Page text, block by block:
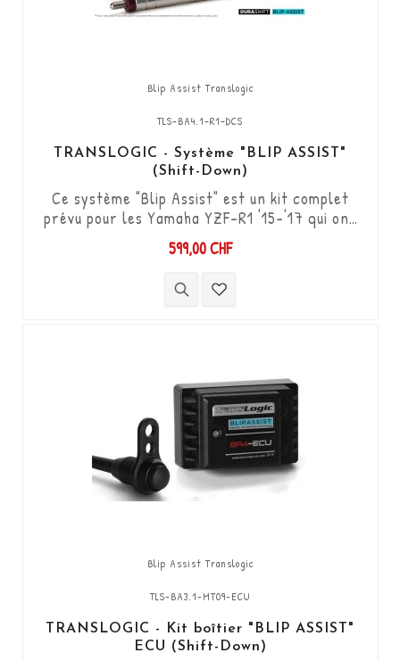
Blip Assist Translogic
TLS-BA4.1-R1-DCS
TRANSLOGIC - Système "BLIP ASSIST"
(Shift-Down)
Ce système "Blip Assist" est un kit complet
prévu pour les Yamaha YZF-R1 '15-'17 qui ont
déjà l’option shifter d’origine, il s'utilise en
combinaison avec la fonction quickshifter de
l'ECU Yamaha (Shift-up). Il permet de
descendre les vitesses (Shift-Down) sans
599,00 CHF
Blip Assist Translogic
TLS-BA3.1-MT09-ECU
TRANSLOGIC - Kit boîtier "BLIP ASSIST"
ECU (Shift-Down)